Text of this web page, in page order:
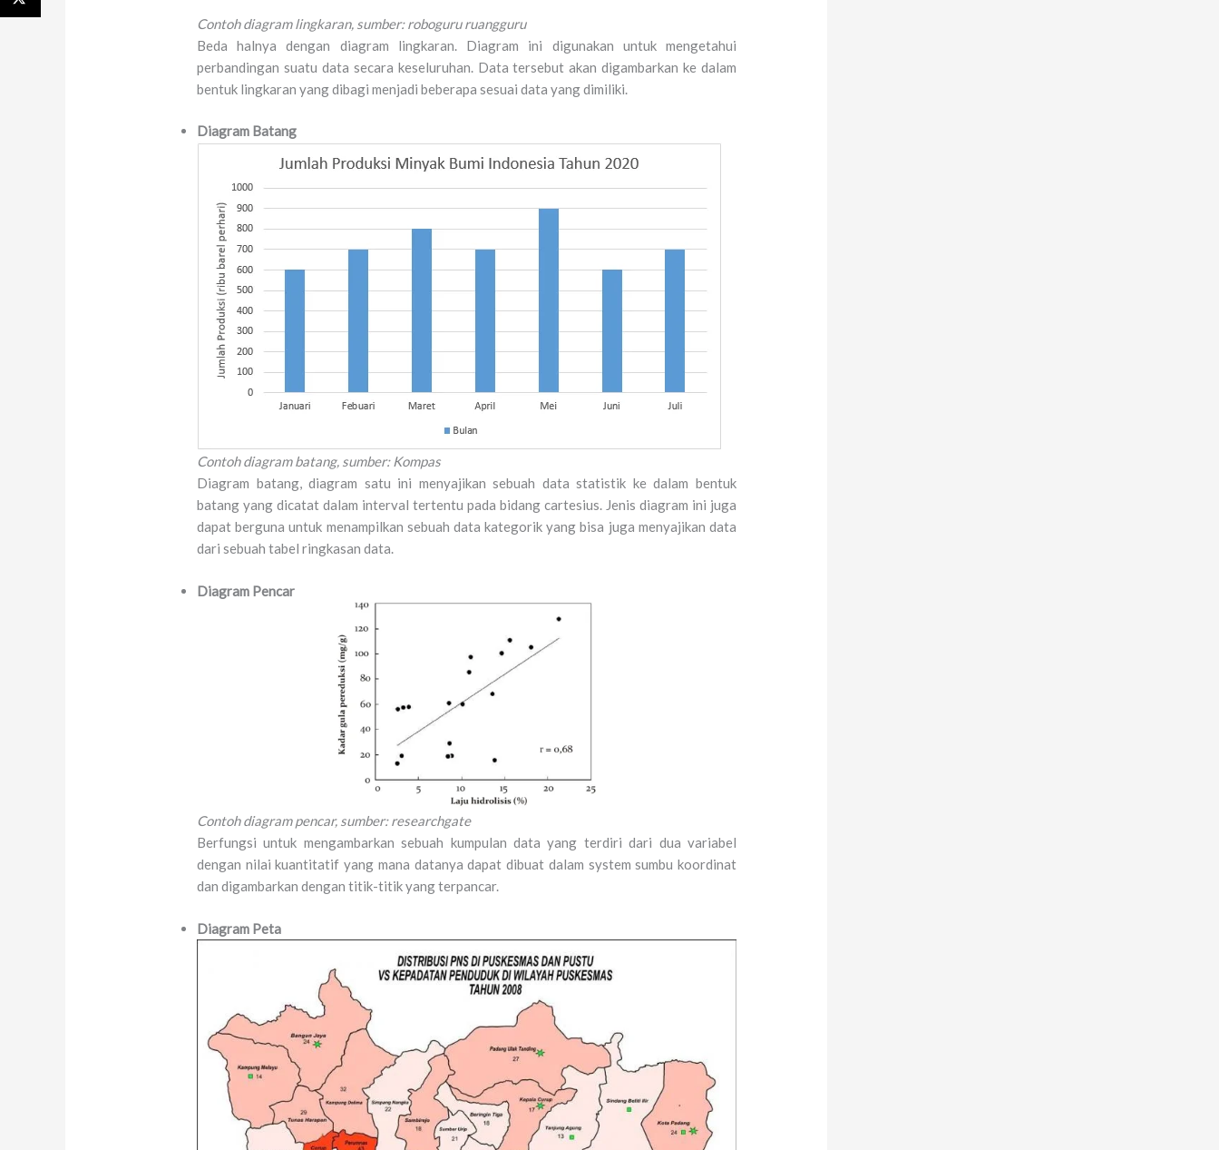
Contoh diagram lingkaran, sumber: roboguru ruangguru
Beda halnya dengan diagram lingkaran. Diagram ini digunakan untuk mengetahui
perbandingan suatu data secara keseluruhan. Data tersebut akan digambarkan ke dalam
bentuk lingkaran yang dibagi menjadi beberapa sesuai data yang dimiliki.
Diagram Batang
Contoh diagram batang, sumber: Kompas
Diagram batang, diagram satu ini menyajikan sebuah data statistik ke dalam bentuk
batang yang dicatat dalam interval tertentu pada bidang cartesius. Jenis diagram ini juga
dapat berguna untuk menampilkan sebuah data kategorik yang bisa juga menyajikan data
dari sebuah tabel ringkasan data.
Diagram Pencar
Contoh diagram pencar, sumber: researchgate
Berfungsi untuk mengambarkan sebuah kumpulan data yang terdiri dari dua variabel
dengan nilai kuantitatif yang mana datanya dapat dibuat dalam system sumbu koordinat
dan digambarkan dengan titik-titik yang terpancar.
Diagram Peta